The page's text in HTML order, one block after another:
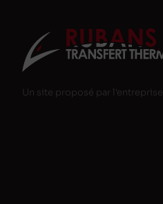
Un site proposé par l'entreprise